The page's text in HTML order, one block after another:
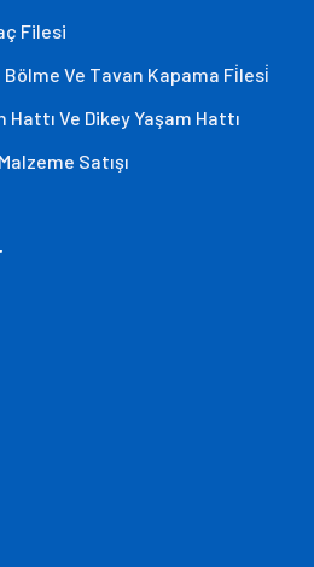
Filesi
Ve Tavan Kapama Fi̇lesi̇
Ve Dikey Yaşam Hattı
Satışı